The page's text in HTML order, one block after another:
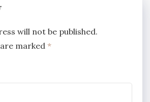
will not be published.
marked *